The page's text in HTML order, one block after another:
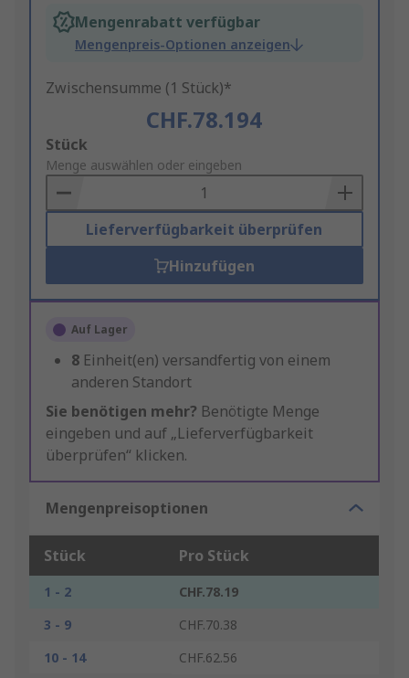
Mengenrabatt verfügbar
Mengenpreis-Optionen anzeigen
Zwischensumme (1 Stück)*
CHF.78.194
Add
to
Basket
Stück
Menge auswählen oder eingeben
Lieferverfügbarkeit überprüfen
Hinzufügen
Auf Lager
8 Einheit(en) versandfertig von einem
anderen Standort
Sie benötigen mehr? Benötigte Menge
eingeben und auf „Lieferverfügbarkeit
überprüfen“ klicken.
Mengenpreisoptionen
Stück Pro Stück
1 - 2
CHF.78.19
3 - 9
CHF.70.38
10 - 14
CHF.62.56